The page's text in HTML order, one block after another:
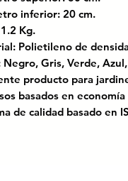
inferior: 20 cm.
1.2 Kg.
Polietileno de
Negro, Gris, Verde,
producto para
basados en
de calidad basado en